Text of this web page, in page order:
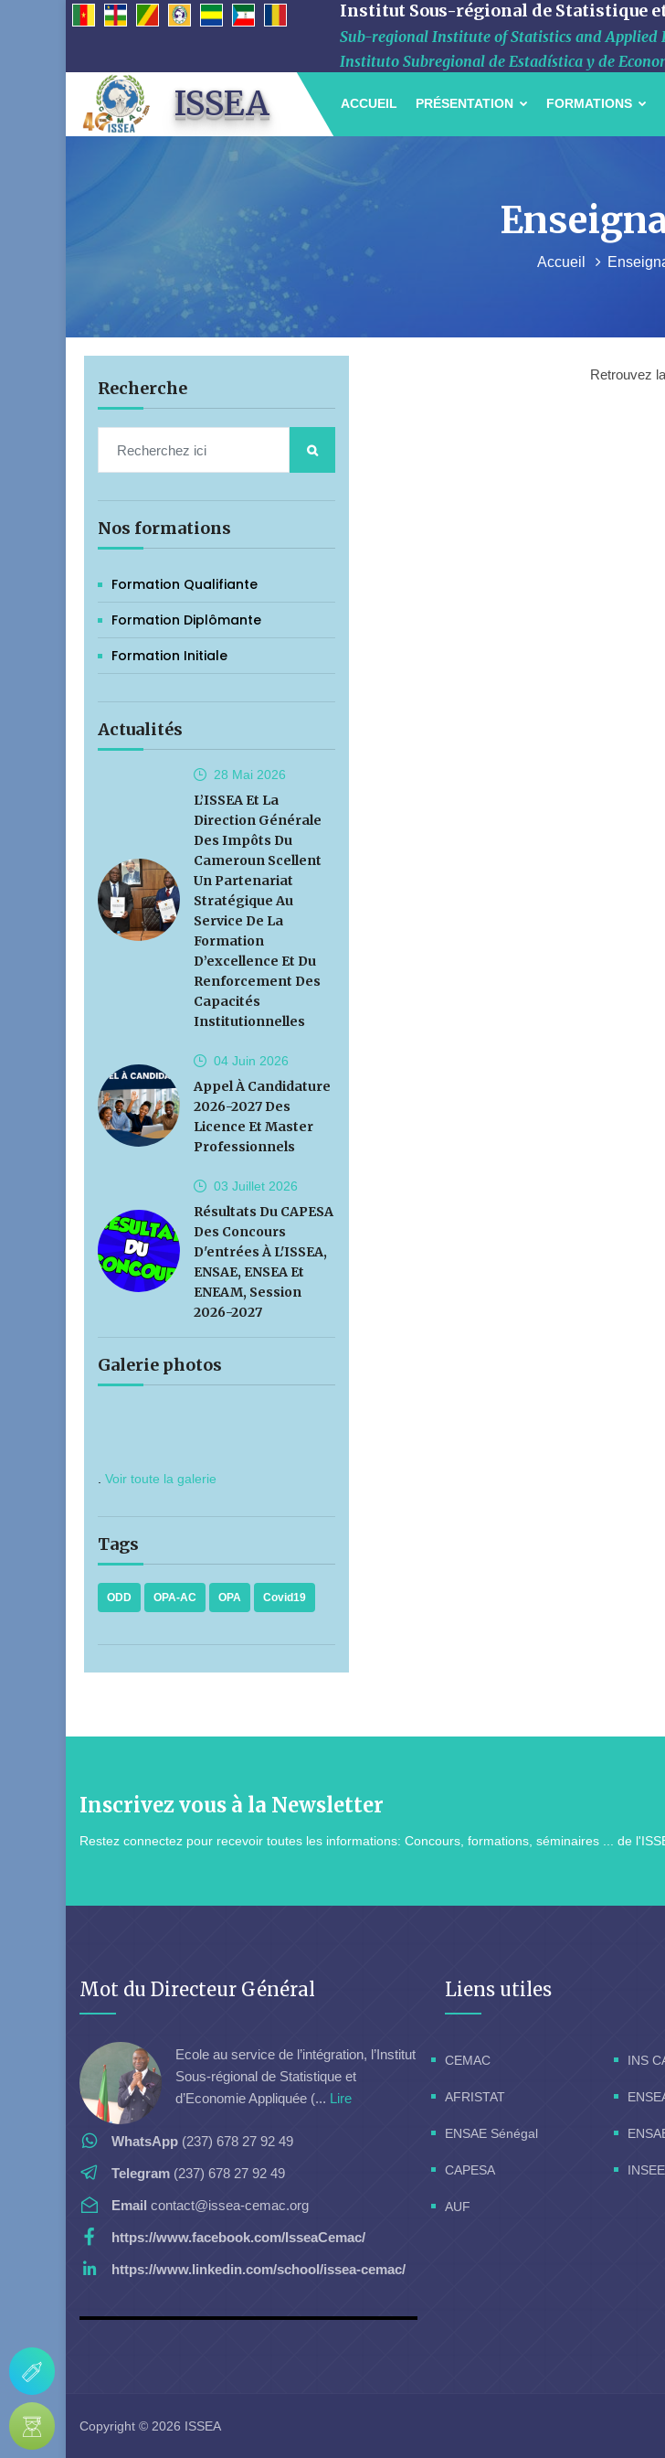
Institut Sous-régional de Statistique
Sub-regional Institute of Statistics and Applied
Instituto Subregional de Estadística y de
ISSEA ACCUEIL PRÉSENTATION FORMATIONS
Accueil
Recherche
Nos formations
Formation Qualifiante
Formation Diplômante
Formation Initiale
Actualités
28 Mai 2026
L’ISSEA Et La
Direction Générale
Des Impôts Du
Cameroun Scellent
Un Partenariat
Stratégique Au
Service De La
Formation
D’excellence Et Du
Renforcement Des
Capacités
Institutionnelles
04 Juin 2026
Appel À Candidature
2026-2027 Des
Licence Et Master
Professionnels
03 Juillet 2026
Résultats Du CAPESA
Des Concours
D'entrées À L'ISSEA,
ENSAE, ENSEA Et
ENEAM, Session
2026-2027
Galerie photos
Voir toute la galerie
Tags
ODD OPA-AC OPA Covid19
Retrouvez
Inscrivez vous à la Newsletter
Restez connectez pour recevoir toutes les informations: Concours, formations, séminaires ... de
Mot du Directeur Général
Ecole au service de l’intégration, l’Institut
Sous-régional de Statistique et
d’Economie Appliquée (... Lire
WhatsApp (237) 678 27 92 49
Telegram (237) 678 27 92 49
Email contact@issea-cemac.org
https://www.facebook.com/IsseaCemac/
https://www.linkedin.com/school/issea-cemac/
Liens utiles
CEMAC INS
AFRISTAT
ENSAE Sénégal
CAPESA INSEE
AUF
Copyright © 2026 ISSEA